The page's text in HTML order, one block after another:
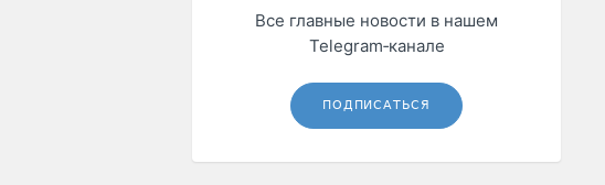
Все главные новости в нашем
Telegram‑канале
ПОДПИСАТЬСЯ